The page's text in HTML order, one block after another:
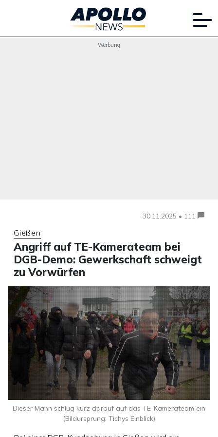
Werbung
30.11.2025 • 111
Gießen
Angriff auf TE-Kamerateam bei
DGB-Demo: Gewerkschaft schweigt
zu Vorwürfen
Dieser Mann schlug kurz darauf auf das TE-Kamerateam ein
(Bildursprung: Tichys Einblick)